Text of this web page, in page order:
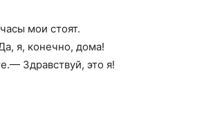
мои стоят.
я, конечно, дома!
Здравствуй, это я!